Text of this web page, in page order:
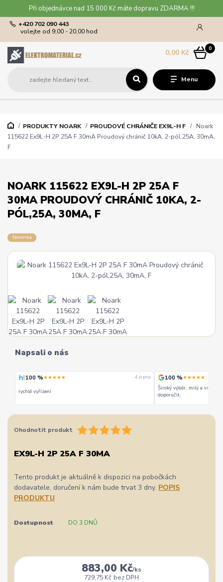
Při objednávce nad 15 000 Kč máte dopravu ZDARMA !!!
Menu
+420 702 090 443
volejte od 9,00 - 20,00 hod
0
0,00 Kč
PRODUKTY NOARK PROUDOVÉ CHRÁNIČE EX9L-H F
Noark
115622 Ex9L-H 2P 25A F 30mA Proudový chránič 10kA, 2-pól,25A, 30mA,
F
NOARK 115622 EX9L-H 2P 25A F
30MA PROUDOVÝ CHRÁNIČ 10KA, 2-
PÓL,25A, 30MA, F
Novinka
Napsali o nás
100 %★★★★★ 4. srpna
rychlé vyřízení
100 %★★★★★
Široký výběr, milý a
doporučit.
Ohodnotit produkt
EX9L-H 2P 25A F 30MA
Tento produkt je aktuálně k dispozici na pobočkách
dodavatele, doručení k nám bude trvat 3 dny. POPIS
PRODUKTU
Dostupnost DO 3 DNŮ
883,00 Kč/ks
729,75 Kč bez DPH